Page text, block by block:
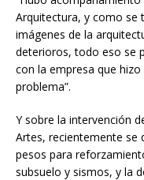
Arquitectura, y como se
imágenes de la
deterioros, todo eso se
con la empresa que
problema”.
Y sobre la intervención
Artes, recientemente se
pesos para
subsuelo y sismos, y la